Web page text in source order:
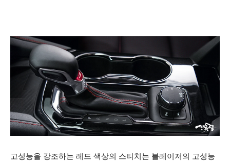
고성능을 강조하는 레드 색상의 스티치는 블레이저의 고성능